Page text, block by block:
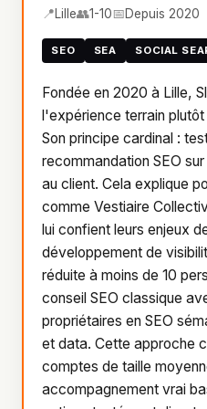
📍Lille👥1-10📅Depuis 2020
SEO SEA SOCIAL
Fondée en 2020 à Lille,
l'expérience terrain
Son principe cardinal :
recommandation SEO
au client. Cela explique
comme Vestiaire
lui confient leurs enjeux
développement de
réduite à moins de 10
conseil SEO classique
propriétaires en SEO
et data. Cette approche
comptes de taille
accompagnement vrai